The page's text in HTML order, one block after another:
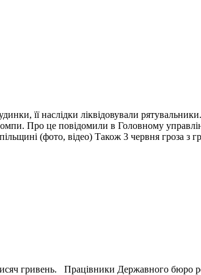
її наслідки ліквідовували
Про це повідомили в Головному
(фото, відео) Також 3 червня гроза з
гривень. Працівники Державного бюро